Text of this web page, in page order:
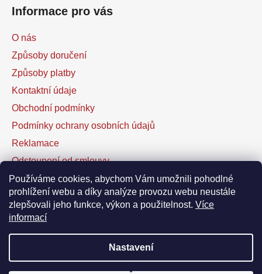
Používáme cookies, abychom Vám umožnili pohodlné
prohlížení webu a díky analýze provozu webu neustále
zlepšovali jeho funkce, výkon a použitelnost. Více
informací
Nastavení
Informace pro vás
O nás
Způsoby doručení
Způsoby platby
Kontaktní údaje
Obchodní podmínky
Podmínky ochrany osobních údajů
Reklamace
Odstoupení od smlouvy
Kontaktní formulář
Facebook